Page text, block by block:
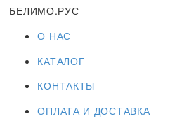
БЕЛИМО.РУС
О НАС
КАТАЛОГ
КОНТАКТЫ
ОПЛАТА И ДОСТАВКА